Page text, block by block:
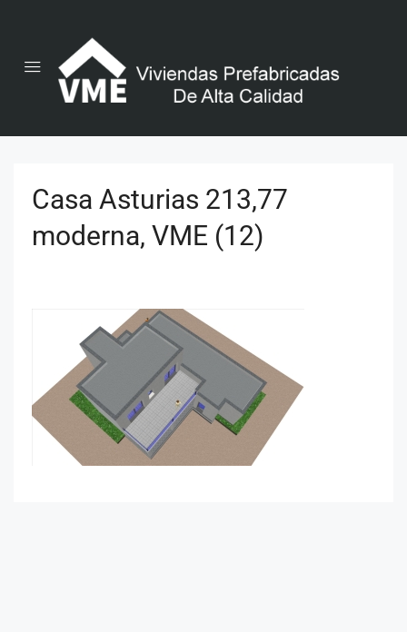
Casa Asturias 213,77
moderna, VME (12)